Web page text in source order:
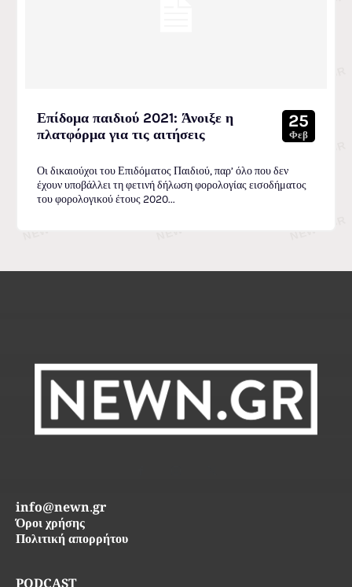
Επίδομα παιδιού 2021: Άνοιξε η
πλατφόρμα για τις αιτήσεις
25
Φεβ
Οι δικαιούχοι του Επιδόματος Παιδιού, παρ’ όλο που δεν
έχουν υποβάλλει τη φετινή δήλωση φορολογίας εισοδήματος
του φορολογικού έτους 2020...
info@newn.gr
Όροι χρήσης
Πολιτική απορρήτου